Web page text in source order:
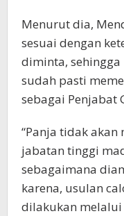
Menurut dia,
sesuai dengan
diminta, sehingga
sudah pasti
sebagai Penjabat
“Panja tidak
jabatan tinggi
sebagaimana
karena, usulan
dilakukan melalui